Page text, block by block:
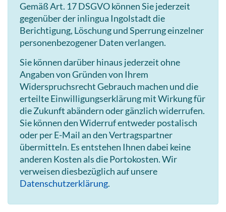
Gemäß Art. 17 DSGVO können Sie jederzeit
gegenüber der inlingua Ingolstadt die
Berichtigung, Löschung und Sperrung einzelner
personenbezogener Daten verlangen.
Sie können darüber hinaus jederzeit ohne
Angaben von Gründen von Ihrem
Widerspruchsrecht Gebrauch machen und die
erteilte Einwilligungserklärung mit Wirkung für
die Zukunft abändern oder gänzlich widerrufen.
Sie können den Widerruf entweder postalisch
oder per E-Mail an den Vertragspartner
übermitteln. Es entstehen Ihnen dabei keine
anderen Kosten als die Portokosten. Wir
verweisen diesbezüglich auf unsere
Datenschutzerklärung.